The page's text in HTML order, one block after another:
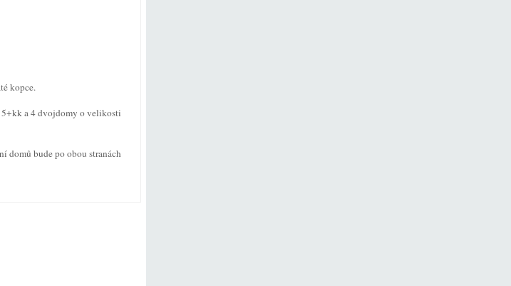
kopce.
a 4 dvojdomy o velikosti
domů bude po obou stranách